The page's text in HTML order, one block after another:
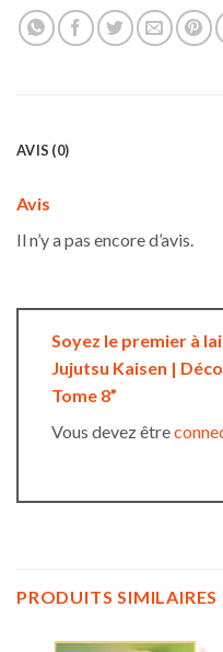
AVIS (0)
Avis
Il n’y a pas encore d’avis.
Soyez le premier à
Jujutsu Kaisen |
Tome 8”
Vous devez être
PRODUITS SIMILAIRES